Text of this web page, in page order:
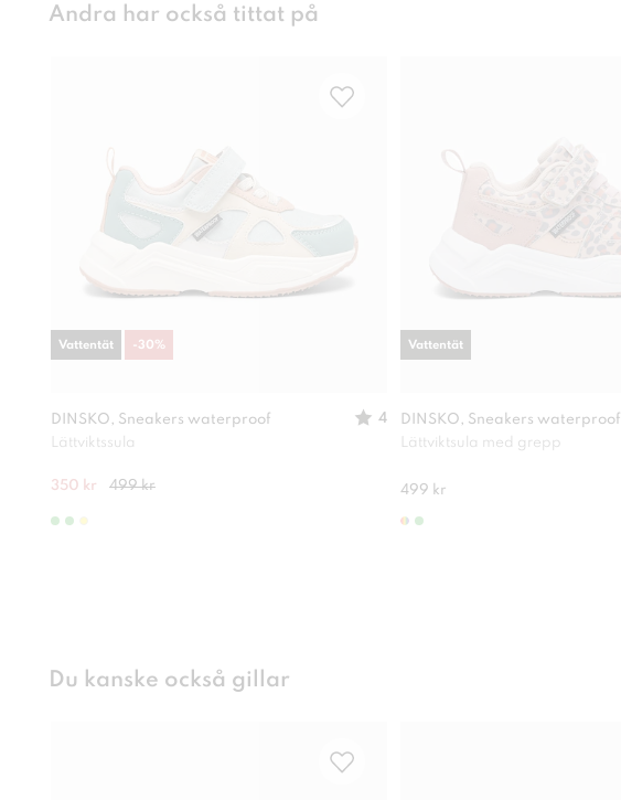
Andra har också tittat på
DINSKO, Sneakers waterproof
4
Lättviktssula
350 kr 499 kr
Vattentät -30%
DINSKO, Sneakers waterproof
Lättviktsula med grepp
499 kr
Vattentät
Du kanske också gillar